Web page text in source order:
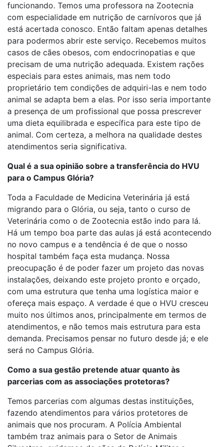
funcionando. Temos uma professora na Zootecnia
com especialidade em nutrição de carnívoros que já
está acertada conosco. Então faltam apenas detalhes
para podermos abrir este serviço. Recebemos muitos
casos de cães obesos, com endocrinopatias e que
precisam de uma nutrição adequada. Existem rações
especiais para estes animais, mas nem todo
proprietário tem condições de adquiri-las e nem todo
animal se adapta bem a elas. Por isso seria importante
a presença de um profissional que possa prescrever
uma dieta equilibrada e específica para este tipo de
animal. Com certeza, a melhora na qualidade destes
atendimentos seria significativa.
Qual é a sua opinião sobre a transferência do HVU
para o Campus Glória?
Toda a Faculdade de Medicina Veterinária já está
migrando para o Glória, ou seja, tanto o curso de
Veterinária como o de Zootecnia estão indo para lá.
Há um tempo boa parte das aulas já está acontecendo
no novo campus e a tendência é de que o nosso
hospital também faça esta mudança. Nossa
preocupação é de poder fazer um projeto das novas
instalações, deixando este projeto pronto e orçado,
com uma estrutura que tenha uma logística maior e
ofereça mais espaço. A verdade é que o HVU cresceu
muito nos últimos anos, principalmente em termos de
atendimentos, e não temos mais estrutura para esta
demanda. Precisamos pensar no futuro desde já; e ele
será no Campus Glória.
Como a sua gestão pretende atuar quanto às
parcerias com as associações protetoras?
Temos parcerias com algumas destas instituições,
fazendo atendimentos para vários protetores de
animais que nos procuram. A Polícia Ambiental
também traz animais para o Setor de Animais